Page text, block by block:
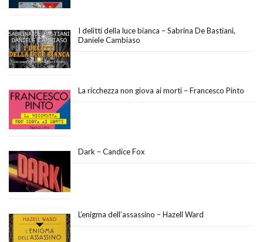
I delitti della luce bianca – Sabrina De Bastiani,
Daniele Cambiaso
La ricchezza non giova ai morti – Francesco Pinto
Dark – Candice Fox
L’enigma dell’assassino – Hazell Ward